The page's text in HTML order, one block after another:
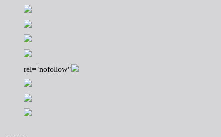
rel="nofollow"